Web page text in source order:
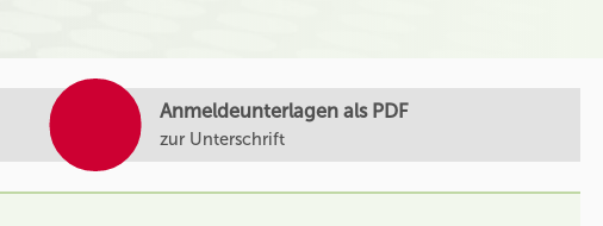
Anmeldeunterlagen als PDF
zur Unterschrift